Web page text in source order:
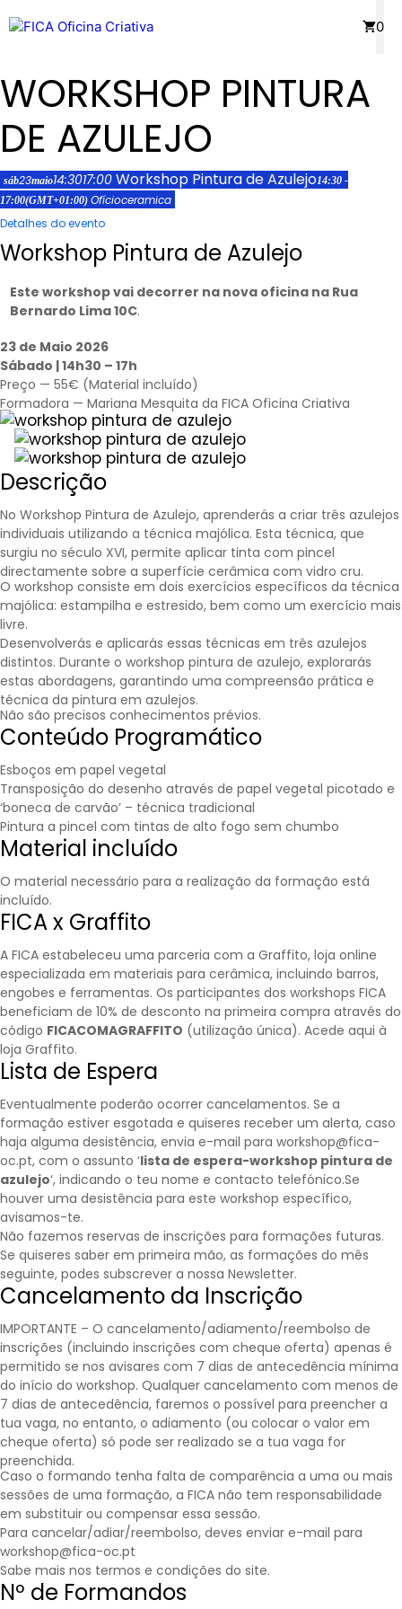
para
conteúdo
0
WORKSHOP PINTURA
DE AZULEJO
sáb23maio14:3017:00 Workshop Pintura de Azulejo14:30 -
17:00(GMT+01:00) Ofícioceramica
Detalhes do evento
Workshop Pintura de Azulejo
Este workshop vai decorrer na nova oficina na Rua
Bernardo Lima 10C.
23 de Maio 2026
Sábado | 14h30 – 17h
Preço — 55€ (Material incluído)
Formadora — Mariana Mesquita da FICA Oficina Criativa
Descrição
No Workshop Pintura de Azulejo, aprenderás a criar três azulejos
individuais utilizando a técnica majólica. Esta técnica, que
surgiu no século XVI, permite aplicar tinta com pincel
directamente sobre a superfície cerâmica com vidro cru.
O workshop consiste em dois exercícios específicos da técnica
majólica: estampilha e estresido, bem como um exercício mais
livre.
Desenvolverás e aplicarás essas técnicas em três azulejos
distintos. Durante o workshop pintura de azulejo, explorarás
estas abordagens, garantindo uma compreensão prática e
técnica da pintura em azulejos.
Não são precisos conhecimentos prévios.
Conteúdo Programático
Esboços em papel vegetal
Transposição do desenho através de papel vegetal picotado e
‘boneca de carvão’ – técnica tradicional
Pintura a pincel com tintas de alto fogo sem chumbo
Material incluído
O material necessário para a realização da formação está
incluído.
FICA x Graffito
A FICA estabeleceu uma parceria com a Graffito, loja online
especializada em materiais para cerâmica, incluindo barros,
engobes e ferramentas. Os participantes dos workshops FICA
beneficiam de 10% de desconto na primeira compra através do
código FICACOMAGRAFFITO (utilização única). Acede aqui à
loja Graffito.
Lista de Espera
Eventualmente poderão ocorrer cancelamentos. Se a
formação estiver esgotada e quiseres receber um alerta, caso
haja alguma desistência, envia e-mail para workshop@fica-
oc.pt, com o assunto ‘lista de espera-workshop pintura de
azulejo‘, indicando o teu nome e contacto telefónico.Se
houver uma desistência para este workshop específico,
avisamos-te.
Não fazemos reservas de inscrições para formações futuras.
Se quiseres saber em primeira mão, as formações do mês
seguinte, podes subscrever a nossa Newsletter.
Cancelamento da Inscrição
IMPORTANTE – O cancelamento/adiamento/reembolso de
inscrições (incluindo inscrições com cheque oferta) apenas é
permitido se nos avisares com 7 dias de antecedência mínima
do início do workshop. Qualquer cancelamento com menos de
7 dias de antecedência, faremos o possível para preencher a
tua vaga, no entanto, o adiamento (ou colocar o valor em
cheque oferta) só pode ser realizado se a tua vaga for
preenchida.
Caso o formando tenha falta de comparência a uma ou mais
sessões de uma formação, a FICA não tem responsabilidade
em substituir ou compensar essa sessão.
Para cancelar/adiar/reembolso, deves enviar e-mail para
workshop@fica-oc.pt
Sabe mais nos termos e condições do site.
Nº de Formandos